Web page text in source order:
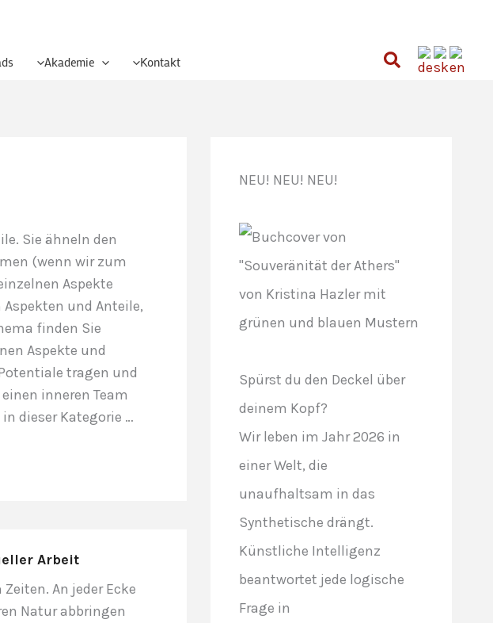
Akademie Kontakt Suchen
Sie ähneln den
(wenn wir zum
Aspekte
und Anteile,
finden Sie
Aspekte und
tragen und
inneren Team
dieser Kategorie …
Arbeit
An jeder Ecke
Natur abbringen
NEU! NEU! NEU!
Spürst du den Deckel über
deinem Kopf?
Wir leben im Jahr 2026 in
einer Welt, die
unaufhaltsam in das
Synthetische drängt.
Künstliche Intelligenz
beantwortet jede logische
Frage in